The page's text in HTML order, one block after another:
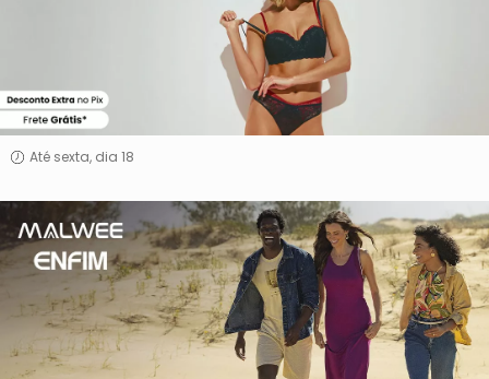
Até sexta, dia 18
Malwee
&
Enfim